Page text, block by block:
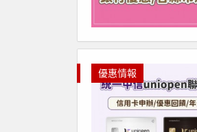
優惠情報